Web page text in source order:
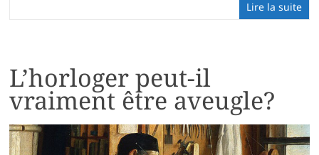
Lire la suite
L’horloger peut-il
vraiment être aveugle?